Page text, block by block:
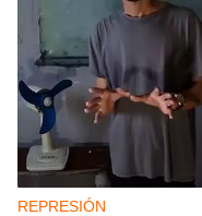
REPRESIÓN